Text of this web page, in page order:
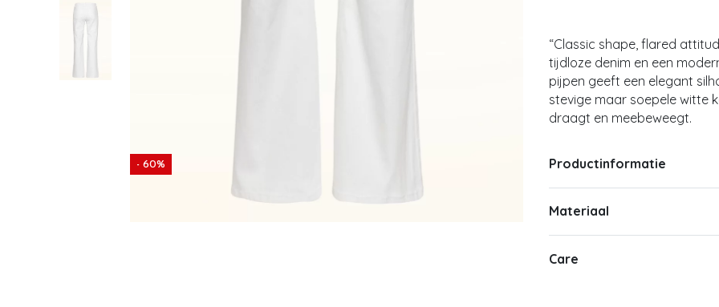
- 60%
“Classic shape, flared
tijdloze denim en een
pijpen geeft een elegant
stevige maar soepele witte
draagt en meebeweegt.
Productinformatie
Materiaal
Care